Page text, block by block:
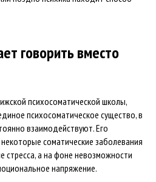
говорить вместо
психосоматической школы,
психосоматическое существо, в
взаимодействуют. Его
соматические заболевания
стресса, а на фоне невозможности
напряжение.